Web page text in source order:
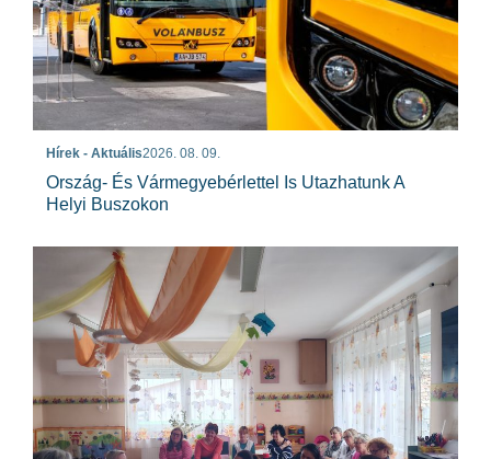
Hírek - Aktuális2026. 08. 09.
Ország- És Vármegyebérlettel Is Utazhatunk A
Helyi Buszokon